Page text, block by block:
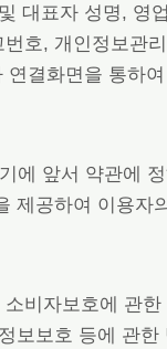
대표자 성명, 영
호, 개인정보관
결화면을 통하
에 앞서 약관에
제공하여 이용자
비자보호에 관
보보호 등에 관